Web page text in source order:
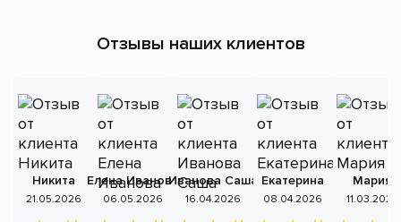
Отзывы наших клиентов
Никита
21.05.2026
Елена Иванова
06.05.2026
Иванова Саша
16.04.2026
Екатерина
08.04.2026
Мария
11.03.2026